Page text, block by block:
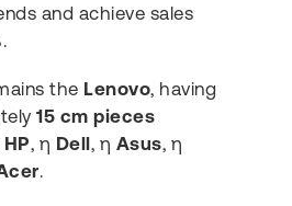
and achieve sales
.
the Lenovo, having
15 cm pieces
HP, η Dell, η Asus, η
.